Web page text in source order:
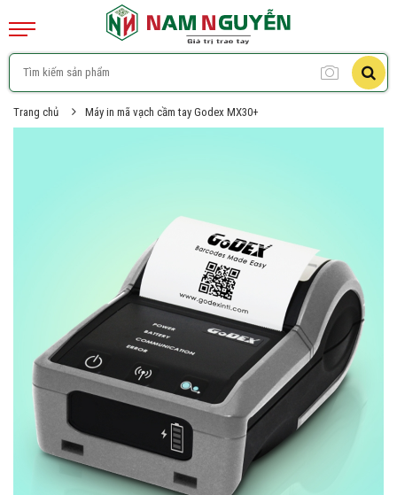
Trang chủ Máy in mã vạch cầm tay Godex MX30+